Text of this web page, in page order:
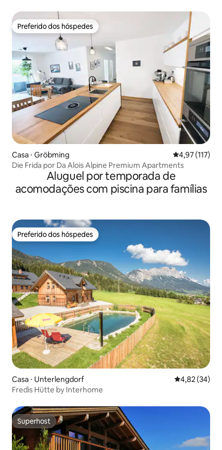
Preferido dos hóspedes
Preferido dos hóspedes
Casa ⋅ Gröbming 4,97 de uma
4,97 (117)
Die Frida por Da Alois Alpine Premium Apartments
Aluguel por temporada de
acomodações com piscina para famílias
Preferido dos hóspedes
Preferido dos hóspedes
Casa ⋅ Unterlengdorf 4,82 de uma
4,82 (34)
Fredis Hütte by Interhome
Superhost
Superhost